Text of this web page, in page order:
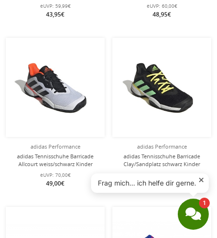
eUVP: 59,99€
43,95€
Mädchen
eUVP: 60,00€
48,95€
adidas Performance
adidas Tennisschuhe Barricade
Allcourt weiss/schwarz Kinder
eUVP: 70,00€
49,00€
adidas Performance
adidas Tennisschuhe Barricade
Clay/Sandplatz schwarz Kinder
55,90€